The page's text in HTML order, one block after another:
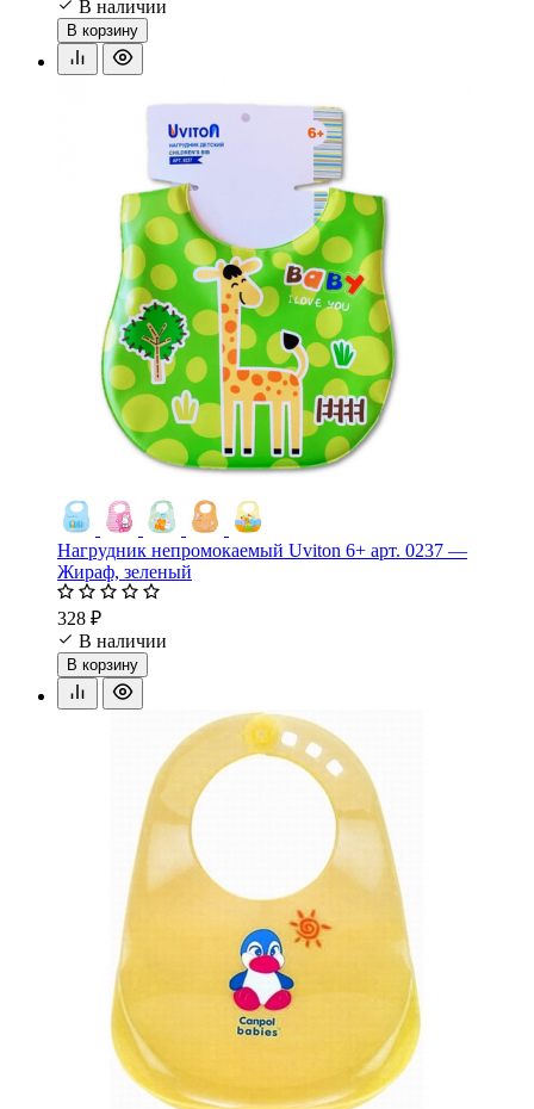
В наличии
В корзину
Нагрудник непромокаемый Uviton 6+ арт. 0237 —
Жираф, зеленый
328 ₽
В наличии
В корзину